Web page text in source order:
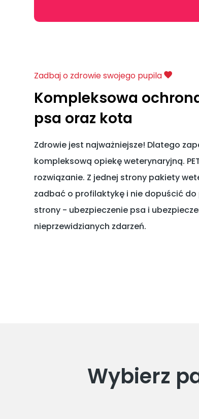
Zadbaj o zdrowie swojego pupila
Kompleksowa
psa oraz kota
Zdrowie jest najważniejsze! Dlatego
kompleksową opiekę weterynaryjną.
rozwiązanie. Z jednej strony pakiety
zadbać o profilaktykę i nie dopuścić
strony - ubezpieczenie psa i
nieprzewidzianych zdarzeń.
Wybierz